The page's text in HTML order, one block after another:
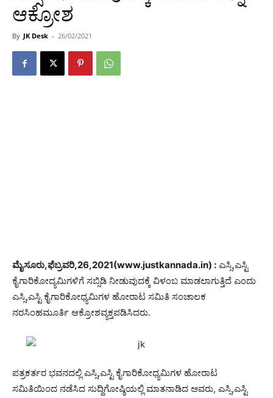
ಆಕ್ರೋಶ
By JK Desk - 26/02/2021
ಮೈಸೂರು,ಫೆಬ್ರವರಿ,26,2021(www.justkannada.in) : ಎಸ್ಸಿ,ಎಸ್ಟಿ
ಕೈಗಾರಿಕೋದ್ಯಮಿಗಳಿಗೆ ಸಬ್ಸಿಡಿ ನೀಡುವುದಕ್ಕೆ ವಿಳಂಬ ಮಾಡಲಾಗುತ್ತಿದೆ ಎಂದು
ಎಸ್ಸಿ,ಎಸ್ಟಿ ಕೈಗಾರಿಕೋಧ್ಯಮಿಗಳ ಹೋರಾಟ ಸಮಿತಿ ಸಂಚಾಲಕ
ನರಸಿಂಹಮೂರ್ತಿ ಆಕ್ರೋಶವ್ಯಕ್ತಪಡಿಸಿದರು.
ಪತ್ರಕರ್ತರ ಭವನದಲ್ಲಿ ಎಸ್ಸಿ,ಎಸ್ಟಿ ಕೈಗಾರಿಕೋಧ್ಯಮಿಗಳ ಹೋರಾಟ
ಸಮಿತಿಯಿಂದ ನಡೆಸಿದ ಸುದ್ದಿಗೋಷ್ಠಿಯಲ್ಲಿ ಮಾತನಾಡಿದ ಅವರು, ಎಸ್ಸಿ,ಎಸ್ಟಿ